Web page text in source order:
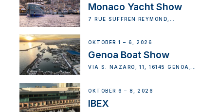
Monaco Yacht Show
7 RUE SUFFREN REYMOND,
OKTOBER 1 – 6, 2026
Genoa Boat Show
VIA S. NAZARO, 11, 16145 GENOA,
OKTOBER 6 – 8, 2026
IBEX